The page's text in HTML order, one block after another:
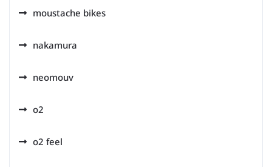
moustache bikes
nakamura
neomouv
o2
o2 feel